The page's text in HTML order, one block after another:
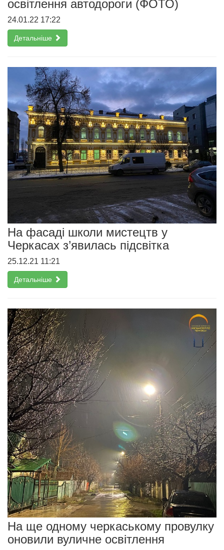
освітлення автодороги (ФОТО)
24.01.22 17:22
Детальніше
На фасаді школи мистецтв у
Черкасах з’явилась підсвітка
25.12.21 11:21
Детальніше
На ще одному черкаському провулку
оновили вуличне освітлення